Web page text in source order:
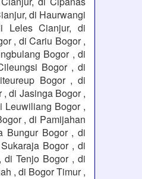
di Haurwangi
Leles Cianjur, di
, di Cariu Bogor ,
Bogor , di
Bogor , di
Bogor , di
di Jasinga Bogor ,
Leuwiliang Bogor ,
, di Pamijahan
Bungur Bogor , di
Bogor , di
di Tenjo Bogor , di
, di Bogor Timur ,